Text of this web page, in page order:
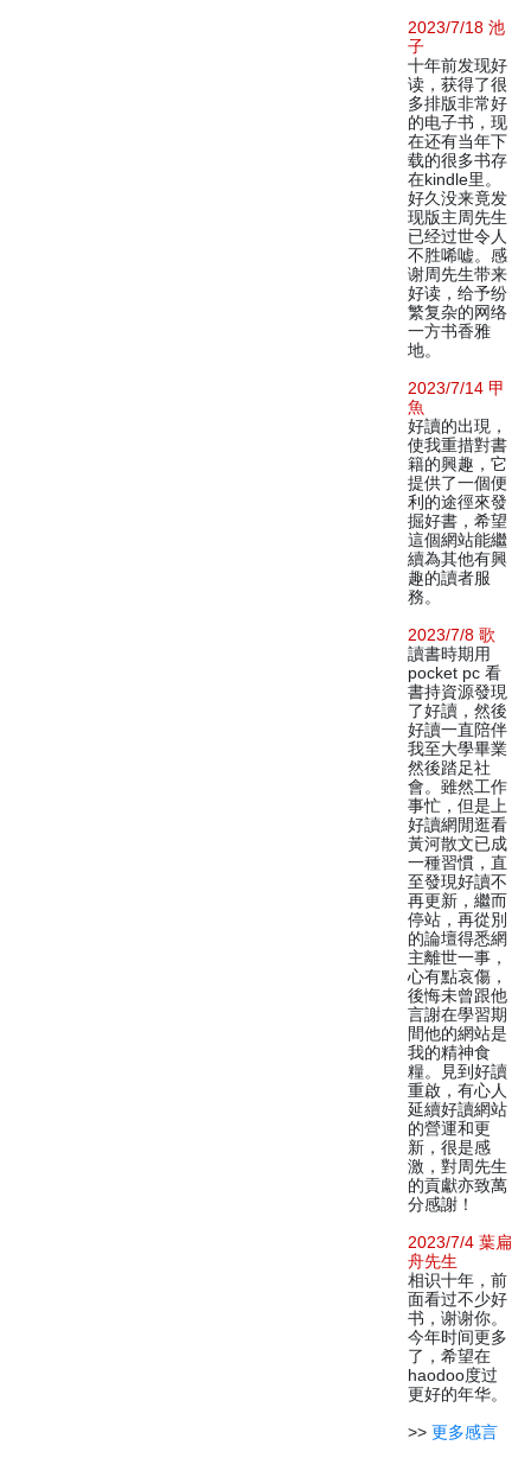
2023/7/18 池
子
十年前发现好
读，获得了很
多排版非常好
的电子书，现
在还有当年下
载的很多书存
在kindle里。
好久没来竟发
现版主周先生
已经过世令人
不胜唏嘘。感
谢周先生带来
好读，给予纷
繁复杂的网络
一方书香雅
地。
2023/7/14 甲
魚
好讀的出現，
使我重措對書
籍的興趣，它
提供了一個便
利的途徑來發
掘好書，希望
這個網站能繼
續為其他有興
趣的讀者服
務。
2023/7/8 歌
讀書時期用
pocket pc 看
書持資源發現
了好讀，然後
好讀一直陪伴
我至大學畢業
然後踏足社
會。雖然工作
事忙，但是上
好讀網閒逛看
黃河散文已成
一種習慣，直
至發現好讀不
再更新，繼而
停站，再從別
的論壇得悉網
主離世一事，
心有點哀傷，
後悔未曾跟他
言謝在學習期
間他的網站是
我的精神食
糧。見到好讀
重啟，有心人
延續好讀網站
的營運和更
新，很是感
激，對周先生
的貢獻亦致萬
分感謝！
2023/7/4 葉扁
舟先生
相识十年，前
面看过不少好
书，谢谢你。
今年时间更多
了，希望在
haodoo度过
更好的年华。
>> 更多感言